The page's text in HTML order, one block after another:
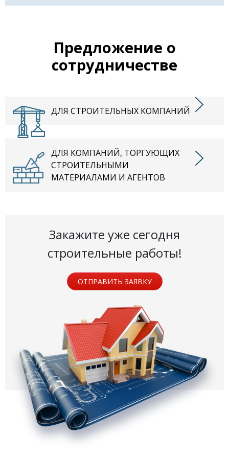
Предложение о
сотрудничестве
ДЛЯ СТРОИТЕЛЬНЫХ КОМПАНИЙ
ДЛЯ КОМПАНИЙ, ТОРГУЮЩИХ
СТРОИТЕЛЬНЫМИ
МАТЕРИАЛАМИ И АГЕНТОВ
Закажите уже сегодня
строительные работы!
ОТПРАВИТЬ ЗАЯВКУ